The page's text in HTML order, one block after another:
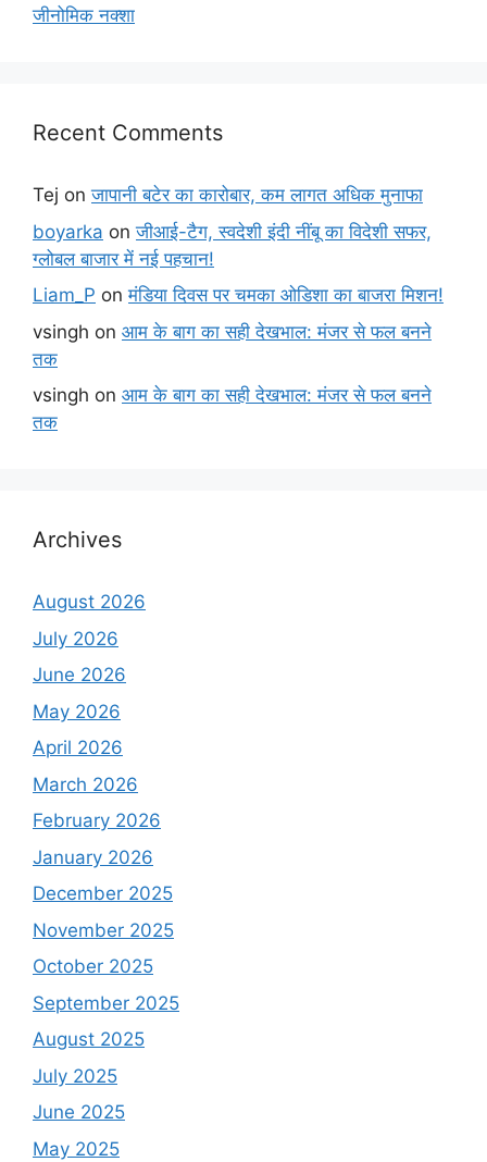
जीनोमिक नक्शा
Recent Comments
Tej onजापानी बटेर का कारोबार, कम लागत अधिक मुनाफा
boyarka onजीआई-टैग, स्वदेशी इंदी नींबू का विदेशी सफर,
ग्लोबल बाजार में नई पहचान!
Liam_P onमंडिया दिवस पर चमका ओडिशा का बाजरा मिशन!
vsingh on आम के बाग का सही देखभाल: मंजर से फल बनने
तक
vsingh on आम के बाग का सही देखभाल: मंजर से फल बनने
तक
Archives
August 2026
July 2026
June 2026
May 2026
April 2026
March 2026
February 2026
January 2026
December 2025
November 2025
October 2025
September 2025
August 2025
July 2025
June 2025
May 2025